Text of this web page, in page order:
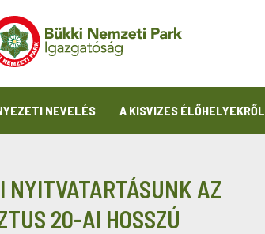
NEVELÉS A KISVIZES ÉLŐHELYEKRŐL
NYITVATARTÁSUNK AZ
20-AI HOSSZÚ